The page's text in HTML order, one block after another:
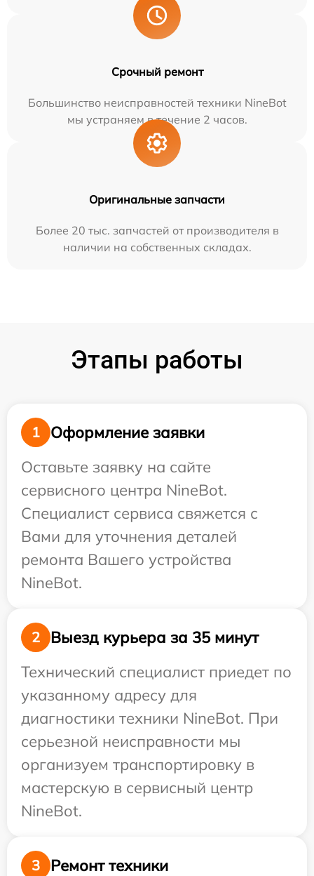
Срочный ремонт
Большинство неисправностей техники NineBot
мы устраняем в течение 2 часов.
Оригинальные запчасти
Более 20 тыс. запчастей от производителя в
наличии на собственных складах.
Этапы работы
1
Оформление заявки
Оставьте заявку на сайте
сервисного центра NineBot.
Специалист сервиса свяжется с
Вами для уточнения деталей
ремонта Вашего устройства
NineBot.
2
Выезд курьера за 35 минут
Технический специалист приедет по
указанному адресу для
диагностики техники NineBot. При
серьезной неисправности мы
организуем транспортировку в
мастерскую в сервисный центр
NineBot.
3 Ремонт техники